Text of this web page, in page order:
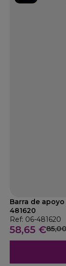
Barra de
481620
Ref: 06-481620
58,65 €